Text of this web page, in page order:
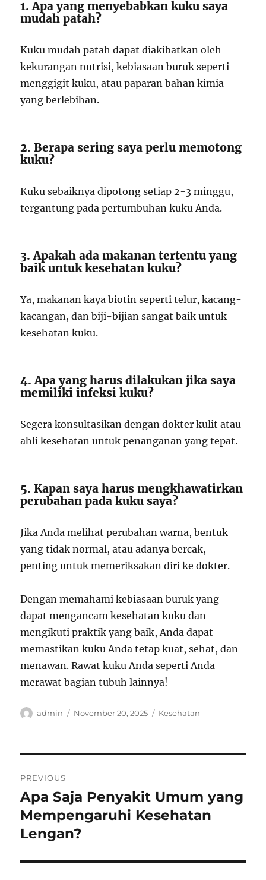
1. Apa yang menyebabkan kuku saya
mudah patah?
Kuku mudah patah dapat diakibatkan oleh
kekurangan nutrisi, kebiasaan buruk seperti
menggigit kuku, atau paparan bahan kimia
yang berlebihan.
2. Berapa sering saya perlu memotong
kuku?
Kuku sebaiknya dipotong setiap 2-3 minggu,
tergantung pada pertumbuhan kuku Anda.
3. Apakah ada makanan tertentu yang
baik untuk kesehatan kuku?
Ya, makanan kaya biotin seperti telur, kacang-
kacangan, dan biji-bijian sangat baik untuk
kesehatan kuku.
4. Apa yang harus dilakukan jika saya
memiliki infeksi kuku?
Segera konsultasikan dengan dokter kulit atau
ahli kesehatan untuk penanganan yang tepat.
5. Kapan saya harus mengkhawatirkan
perubahan pada kuku saya?
Jika Anda melihat perubahan warna, bentuk
yang tidak normal, atau adanya bercak,
penting untuk memeriksakan diri ke dokter.
Dengan memahami kebiasaan buruk yang
dapat mengancam kesehatan kuku dan
mengikuti praktik yang baik, Anda dapat
memastikan kuku Anda tetap kuat, sehat, dan
menawan. Rawat kuku Anda seperti Anda
merawat bagian tubuh lainnya!
Author
admin
Posted
November 20, 2025 Categories
Kesehatan
navigation
PREVIOUS
Previous
post:
Apa Saja Penyakit Umum yang
Mempengaruhi Kesehatan
Lengan?